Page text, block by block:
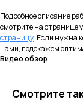
Подробное описание
смотрите на странице
страницу. Если нужна
нами, подскажем
Видео обзор
Смотрите
Москва и
Контакты
8 (977) 716-
Магазин Шоурум